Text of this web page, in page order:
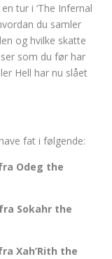
tur i ‘The Infernal
du samler
og hvilke skatte
som du før har
Hell har nu slået
fat i følgende:
Odeg the
the
the